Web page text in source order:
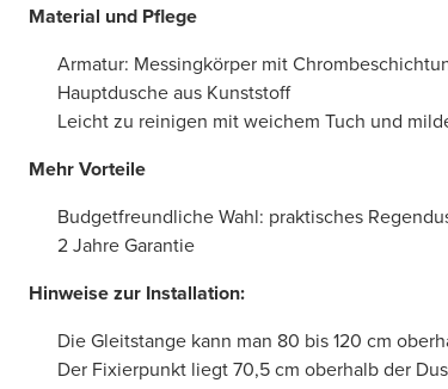
Material und Pflege
Armatur: Messingkörper mit
Hauptdusche aus Kunststoff
Leicht zu reinigen mit weichem Tuch und
Mehr Vorteile
Budgetfreundliche Wahl: praktisches
2 Jahre Garantie
Hinweise zur Installation:
Die Gleitstange kann man 80 bis 120 cm
Der Fixierpunkt liegt 70,5 cm oberhalb der